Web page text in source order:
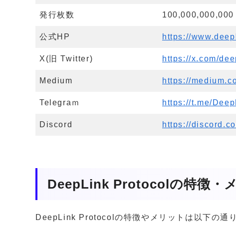
発行枚数 100,000,000,000
公式HP https://
X(旧 Twitter) https://x.com/
Medium https://
Telegraｍ https://t.me/
Discord https://
DeepLink Protocolの特徴・
DeepLink Protocolの特徴やメリットは以下の通り